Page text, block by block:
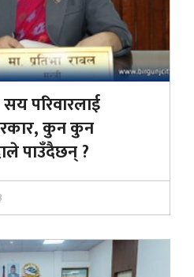
परिवारलाई
कुन कुन
पाउँदैछन् ?